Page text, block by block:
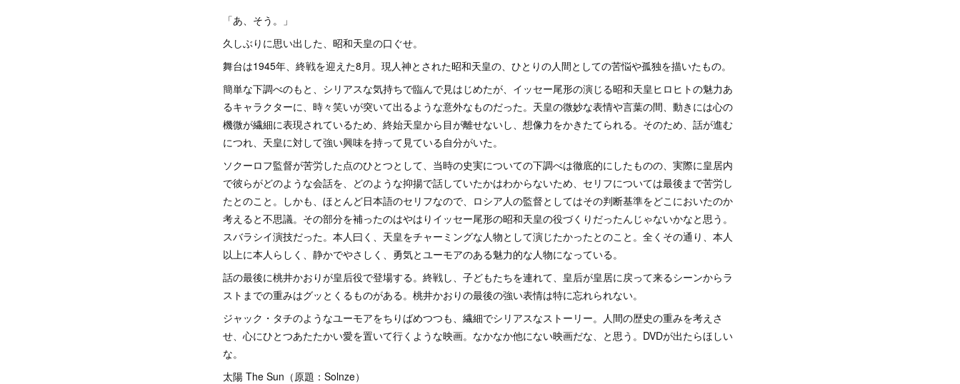
「あ、そう。」
久しぶりに思い出した、昭和天皇の口ぐせ。
舞台は1945年、終戦を迎えた8月。現人神とされた昭和天皇の、ひとりの人間としての苦悩や孤独を描いたもの。
簡単な下調べのもと、シリアスな気持ちで臨んで見はじめたが、イッセー尾形の演じる昭和天皇ヒロヒトの魅力あ
るキャラクターに、時々笑いが突いて出るような意外なものだった。天皇の微妙な表情や言葉の間、動きには心の
機微が繊細に表現されているため、終始天皇から目が離せないし、想像力をかきたてられる。そのため、話が進む
につれ、天皇に対して強い興味を持って見ている自分がいた。
ソクーロフ監督が苦労した点のひとつとして、当時の史実についての下調べは徹底的にしたものの、実際に皇居内
で彼らがどのような会話を、どのような抑揚で話していたかはわからないため、セリフについては最後まで苦労し
たとのこと。しかも、ほとんど日本語のセリフなので、ロシア人の監督としてはその判断基準をどこにおいたのか
考えると不思議。その部分を補ったのはやはりイッセー尾形の昭和天皇の役づくりだったんじゃないかなと思う。
スバラシイ演技だった。本人曰く、天皇をチャーミングな人物として演じたかったとのこと。全くその通り、本人
以上に本人らしく、静かでやさしく、勇気とユーモアのある魅力的な人物になっている。
話の最後に桃井かおりが皇后役で登場する。終戦し、子どもたちを連れて、皇后が皇居に戻って来るシーンからラ
ストまでの重みはグッとくるものがある。桃井かおりの最後の強い表情は特に忘れられない。
ジャック・タチのようなユーモアをちりばめつつも、繊細でシリアスなストーリー。人間の歴史の重みを考えさ
せ、心にひとつあたたかい愛を置いて行くような映画。なかなか他にない映画だな、と思う。DVDが出たらほしい
な。
太陽 The Sun（原題：Solnze）